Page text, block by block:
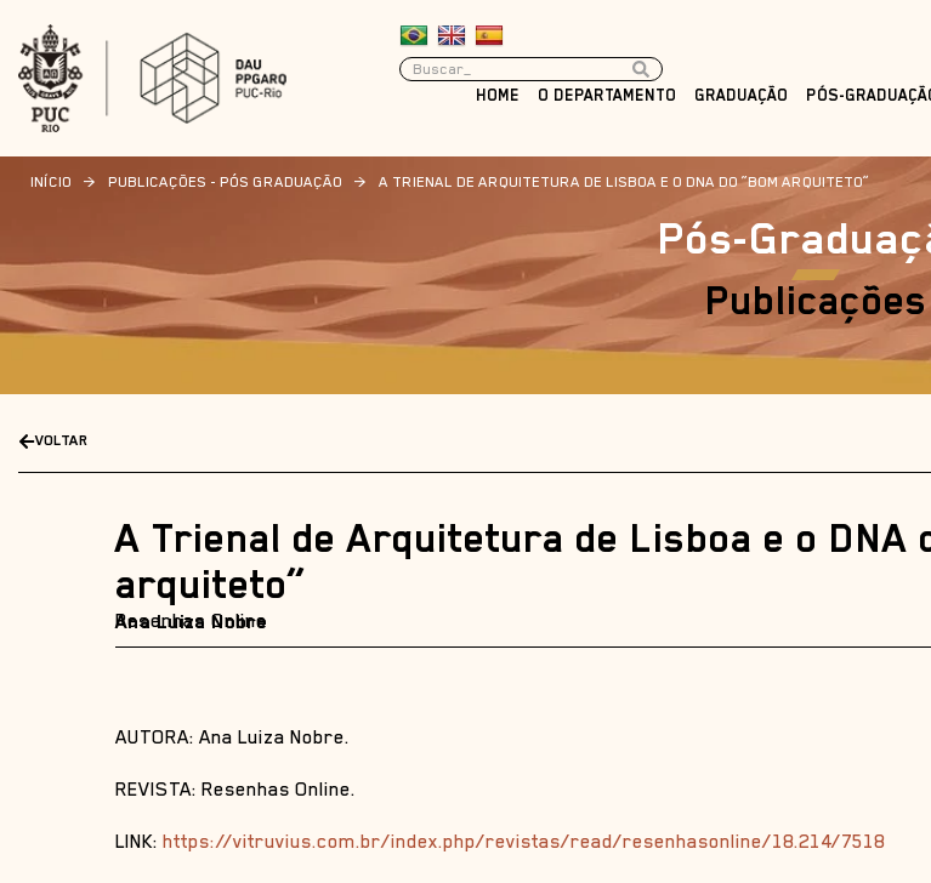
HOME O DEPARTAMENTO GRADUAÇÃO PÓS-
INÍCIO > PUBLICAÇÕES - PÓS GRADUAÇÃO > A TRIENAL DE ARQUITETURA DE LISBOA E O DNA DO “BOM ARQUITETO”
Pós-
Publicações
VOLTAR
A Trienal de Arquitetura de Lisboa e o DNA
arquiteto”
Resenhas Online
Ana Luiza Nobre
AUTORA: Ana Luiza Nobre.
REVISTA: Resenhas Online.
LINK: https://vitruvius.com.br/index.php/revistas/read/resenhasonline/18.214/7518